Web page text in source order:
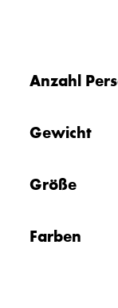
Anzahl
Gewicht
Größe
Farben